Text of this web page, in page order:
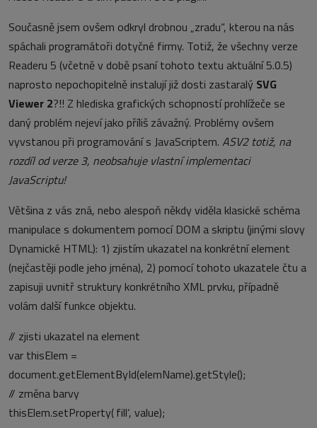
Současně jsem ovšem odkryl drobnou „zradu“, kterou na nás
spáchali programátoři dotyčné firmy. Totiž, že všechny verze
Readeru 5 (včetně v době psaní tohoto textu aktuální 5.0.5)
naprosto nepochopitelně instalují již dosti zastaralý SVG
Viewer 2?!! Z hlediska grafických schopností prohlížeče se
daný problém nejeví jako příliš závažný. Problémy ovšem
vyvstanou při programování s JavaScriptem. ASV2 totiž, na
rozdíl od verze 3, neobsahuje vlastní implementaci
JavaScriptu!
Většina z vás zná, nebo alespoň někdy viděla klasické schéma
manipulace s dokumentem pomocí DOM a skriptu (jinými slovy
Dynamické HTML): 1) zjistím ukazatel na konkrétní element
(nejčastěji podle jeho jména), 2) pomocí tohoto ukazatele čtu a
zapisuji uvnitř struktury konkrétního XML prvku, případně
volám další funkce objektu.
// zjisti ukazatel na element
var thisElem =
document.getElementById(elemName).getStyle();
// změna barvy
thisElem.setProperty(‚fill‘, value);